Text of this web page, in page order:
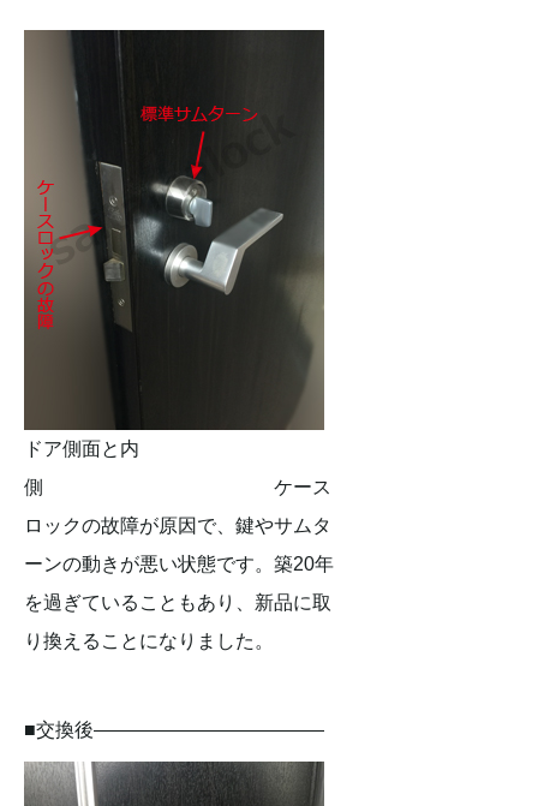
ドア側面と内
側 ケース
ロックの故障が原因で、鍵やサムタ
ーンの動きが悪い状態です。築20年
を過ぎていることもあり、新品に取
り換えることになりました。
■交換後————————————